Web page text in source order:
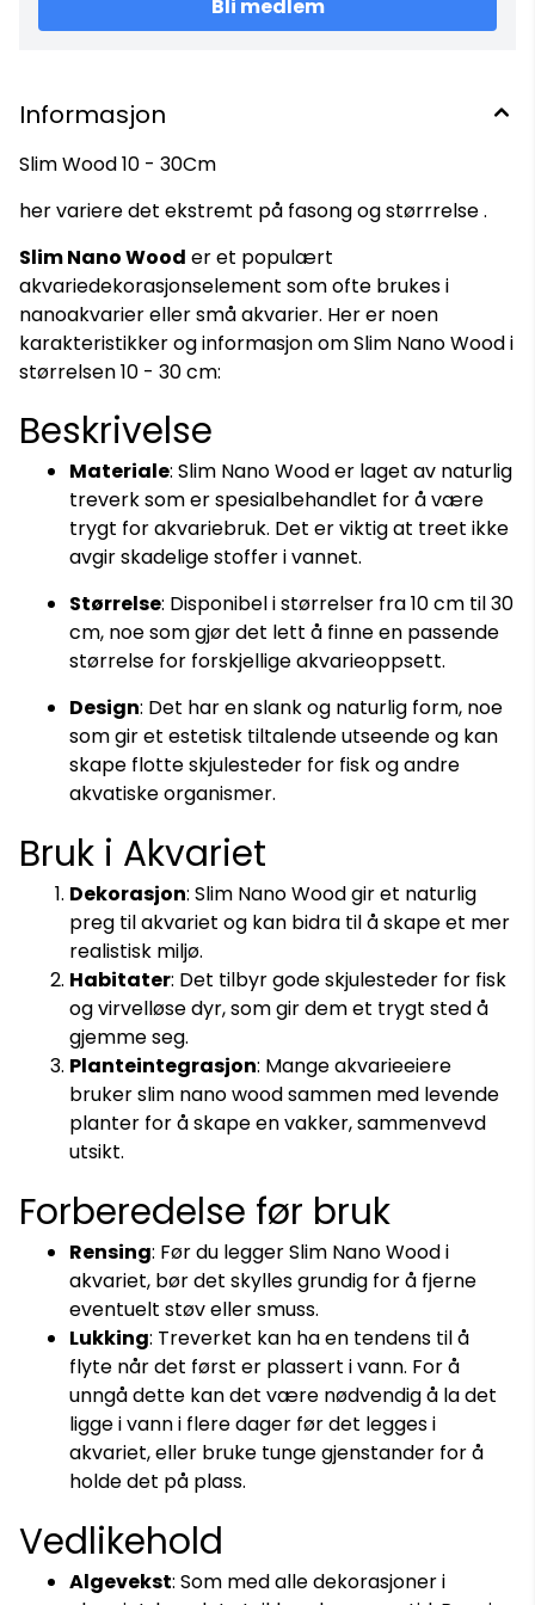
Bli medlem
Informasjon
Slim Wood 10 - 30Cm
her variere det ekstremt på fasong og størrrelse .
Slim Nano Wood er et populært
akvariedekorasjonselement som ofte brukes i
nanoakvarier eller små akvarier. Her er noen
karakteristikker og informasjon om Slim Nano Wood i
størrelsen 10 - 30 cm:
Beskrivelse
Materiale: Slim Nano Wood er laget av naturlig
treverk som er spesialbehandlet for å være
trygt for akvariebruk. Det er viktig at treet ikke
avgir skadelige stoffer i vannet.
Størrelse: Disponibel i størrelser fra 10 cm til 30
cm, noe som gjør det lett å finne en passende
størrelse for forskjellige akvarieoppsett.
Design: Det har en slank og naturlig form, noe
som gir et estetisk tiltalende utseende og kan
skape flotte skjulesteder for fisk og andre
akvatiske organismer.
Bruk i Akvariet
Dekorasjon: Slim Nano Wood gir et naturlig
preg til akvariet og kan bidra til å skape et mer
realistisk miljø.
Habitater: Det tilbyr gode skjulesteder for fisk
og virvelløse dyr, som gir dem et trygt sted å
gjemme seg.
Planteintegrasjon: Mange akvarieeiere
bruker slim nano wood sammen med levende
planter for å skape en vakker, sammenvevd
utsikt.
Forberedelse før bruk
Rensing: Før du legger Slim Nano Wood i
akvariet, bør det skylles grundig for å fjerne
eventuelt støv eller smuss.
Lukking: Treverket kan ha en tendens til å
flyte når det først er plassert i vann. For å
unngå dette kan det være nødvendig å la det
ligge i vann i flere dager før det legges i
akvariet, eller bruke tunge gjenstander for å
holde det på plass.
Vedlikehold
Algevekst: Som med alle dekorasjoner i